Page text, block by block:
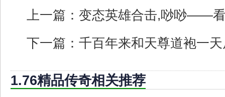
上一篇： 变态英雄合击,唦唦——
下一篇： 千百年来和天尊道袍一
1.76精品传奇相关推荐